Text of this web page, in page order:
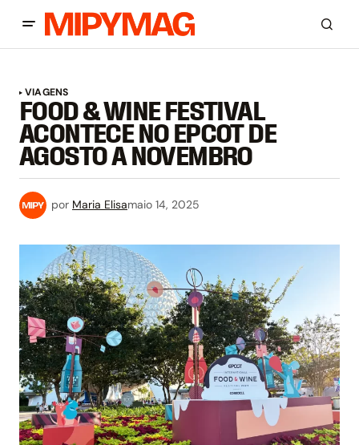
VIAGENS
FOOD & WINE FESTIVAL
ACONTECE NO EPCOT DE
AGOSTO A NOVEMBRO
por Maria Elisamaio 14, 2025